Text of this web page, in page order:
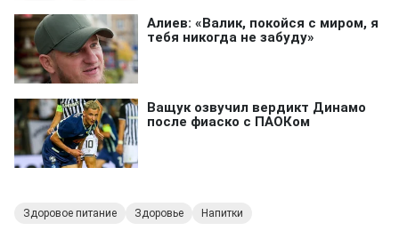
Здоровое питание Здоровье Напитки